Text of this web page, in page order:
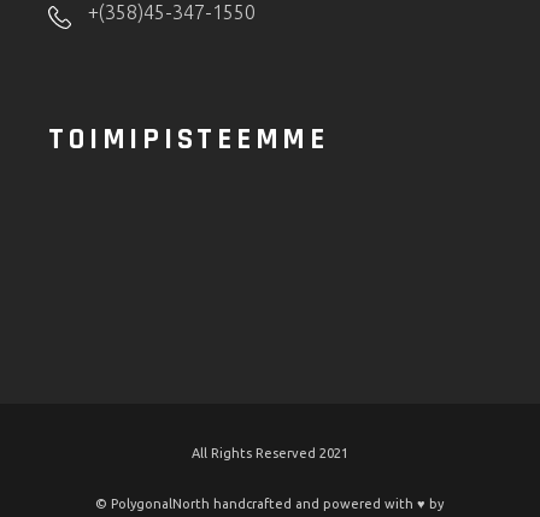
+(358)45-347-1550
TOIMIPISTEEMME
All Rights Reserved 2021
© PolygonalNorth handcrafted and powered with ♥️ by